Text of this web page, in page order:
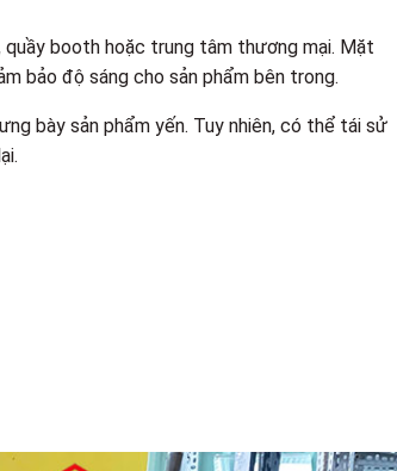
booth hoặc trung tâm thương mại. Mặt
bảo độ sáng cho sản phẩm bên trong.
bày sản phẩm yến. Tuy nhiên, có thể tái sử